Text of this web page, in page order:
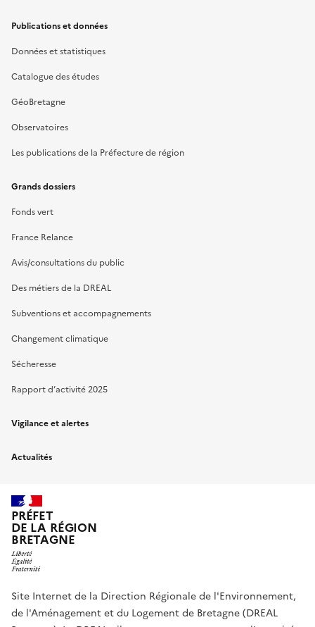
Publications et données
Données et statistiques
Catalogue des études
GéoBretagne
Observatoires
Les publications de la Préfecture de région
Grands dossiers
Fonds vert
France Relance
Avis/consultations du public
Des métiers de la DREAL
Subventions et accompagnements
Changement climatique
Sécheresse
Rapport d’activité 2025
Vigilance et alertes
Actualités
PRÉFET
DE LA RÉGION
BRETAGNE
Site Internet de la Direction Régionale de l'Environnement,
de l'Aménagement et du Logement de Bretagne (DREAL